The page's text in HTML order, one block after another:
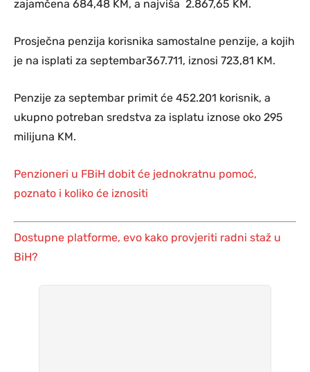
zajamčena 684,48 KM, a najviša 2.867,65 KM.
Prosječna penzija korisnika samostalne penzije, a kojih
je na isplati za septembar367.711, iznosi 723,81 KM.
Penzije za septembar primit će 452.201 korisnik, a
ukupno potreban sredstva za isplatu iznose oko 295
milijuna KM.
Penzioneri u FBiH dobit će jednokratnu pomoć,
poznato i koliko će iznositi
Dostupne platforme, evo kako provjeriti radni staž u
BiH?